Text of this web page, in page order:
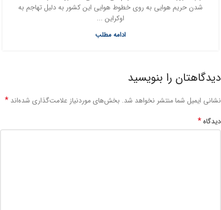
شدن حریم هوایی به روی خطوط هوایی این کشور به دلیل تهاجم به
اوکراین ...
ادامه مطلب
دیدگاهتان را بنویسید
نشانی ایمیل شما منتشر نخواهد شد. بخش‌های موردنیاز علامت‌گذاری شده‌اند *
دیدگاه*